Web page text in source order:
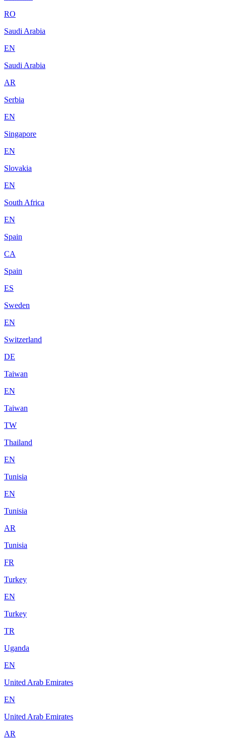
RO
Saudi Arabia
EN
Saudi Arabia
AR
Serbia
EN
Singapore
EN
Slovakia
EN
South Africa
EN
Spain
CA
Spain
ES
Sweden
EN
Switzerland
DE
Taiwan
EN
Taiwan
TW
Thailand
EN
Tunisia
EN
Tunisia
AR
Tunisia
FR
Turkey
EN
Turkey
TR
Uganda
EN
United Arab Emirates
EN
United Arab Emirates
AR